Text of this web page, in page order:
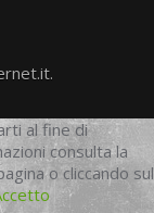
al fine di
consulta la
o cliccando sul